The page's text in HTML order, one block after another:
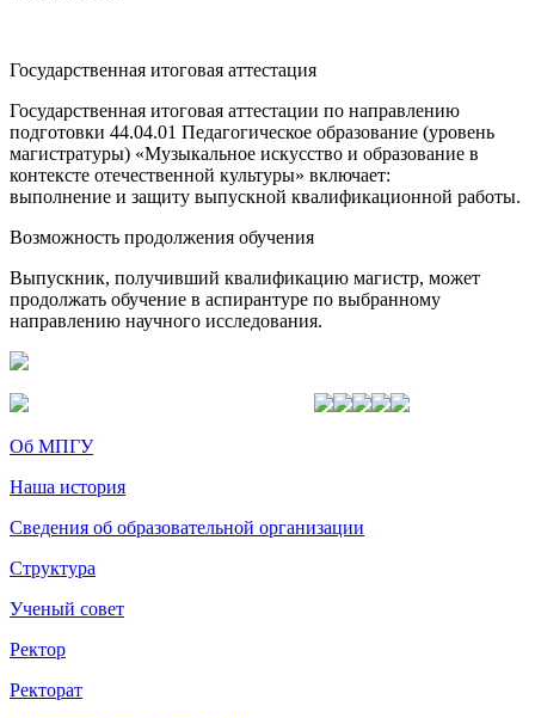
Государственная итоговая аттестация
Государственная итоговая аттестации по направлению
подготовки 44.04.01 Педагогическое образование (уровень
магистратуры) «Музыкальное искусство и образование в
контексте отечественной культуры» включает:
выполнение и защиту выпускной квалификационной работы.
Возможность продолжения обучения
Выпускник, получивший квалификацию магистр, может
продолжать обучение в аспирантуре по выбранному
направлению научного исследования.
Об МПГУ
Наша история
Сведения об образовательной организации
Структура
Ученый совет
Ректор
Ректорат